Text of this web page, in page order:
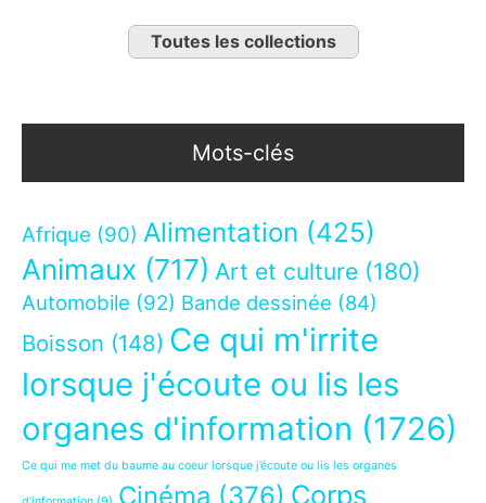
Toutes les collections
Mots-clés
Afrique (90) Alimentation (425)
Animaux (717) Art et culture (180)
Automobile (92) Bande dessinée (84)
Boisson (148) Ce qui m'irrite
lorsque j'écoute ou lis les
organes d'information (1726)
Ce qui me met du baume au coeur lorsque j’écoute ou lis les organes
Cinéma (376) Corps